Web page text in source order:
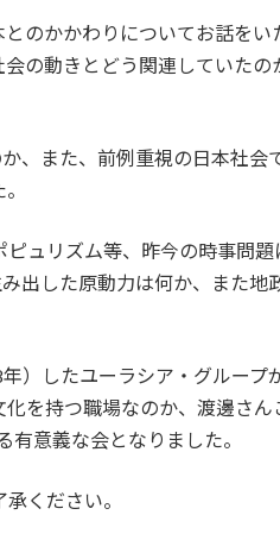
のかかわりについてお話をい
の動きとどう関連していたの
、また、前例重視の日本社会
ュリズム等、昨今の時事問
出した原動力は何か、また地
）したユーラシア・グループ
を持つ職場なのか、渡邊さん
意義な会となりました。
ください。